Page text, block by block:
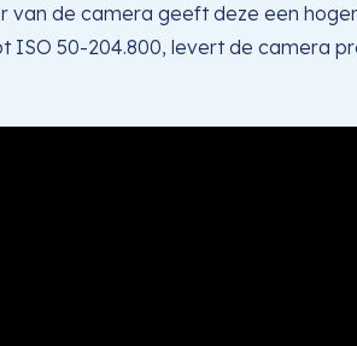
de camera geeft deze een
50-204.800, levert de camera